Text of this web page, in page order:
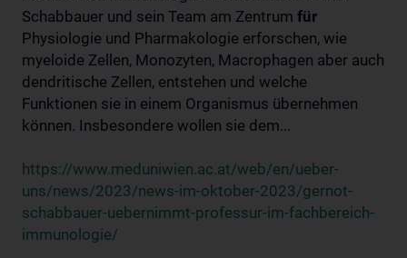
Schabbauer und sein Team am Zentrum für
Physiologie und Pharmakologie erforschen, wie
myeloide Zellen, Monozyten, Macrophagen aber auch
dendritische Zellen, entstehen und welche
Funktionen sie in einem Organismus übernehmen
können. Insbesondere wollen sie dem...
https://www.meduniwien.ac.at/web/en/ueber-
uns/news/2023/news-im-oktober-2023/gernot-
schabbauer-uebernimmt-professur-im-fachbereich-
immunologie/